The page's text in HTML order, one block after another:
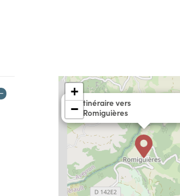
Itinéraire vers
Romiguières
+
−